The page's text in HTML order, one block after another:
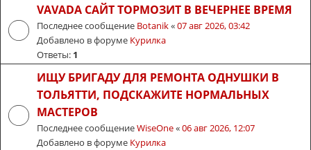
VAVADA САЙТ ТОРМОЗИТ В ВЕЧЕРНЕЕ ВРЕМЯ
Последнее сообщение Botanik«07 авг 2026, 03:42
Добавлено в форуме Курилка
Ответы: 1
ИЩУ БРИГАДУ ДЛЯ РЕМОНТА ОДНУШКИ В
ТОЛЬЯТТИ, ПОДСКАЖИТЕ НОРМАЛЬНЫХ
МАСТЕРОВ
Последнее сообщениеWiseOne«06 авг 2026, 12:07
Добавлено в форуме Курилка